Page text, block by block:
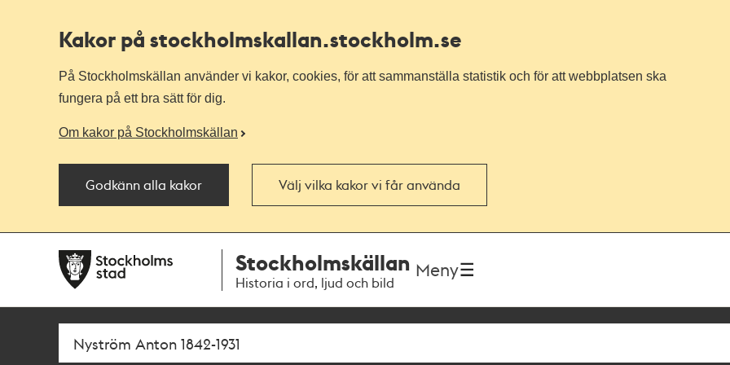
Kakor på stockholmskallan.stockholm.se
På Stockholmskällan använder vi kakor, cookies, för att sammanställa statistik och för att webbplatsen ska
fungera på ett bra sätt för dig.
Om kakor på Stockholmskällan
Godkänn alla kakor Välj vilka kakor vi får använda
navigationen
huvudinnehållet
Stockholmskällan
Historia i ord, ljud och bild
Meny
Sök